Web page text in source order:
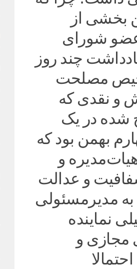
بخشی از
عضو شورای
چند روز
مصلحت
و نقدی که
شده در یک
بهمن بود که
و
و عدالت
مدیرمسئولی
نماینده
مجازی و